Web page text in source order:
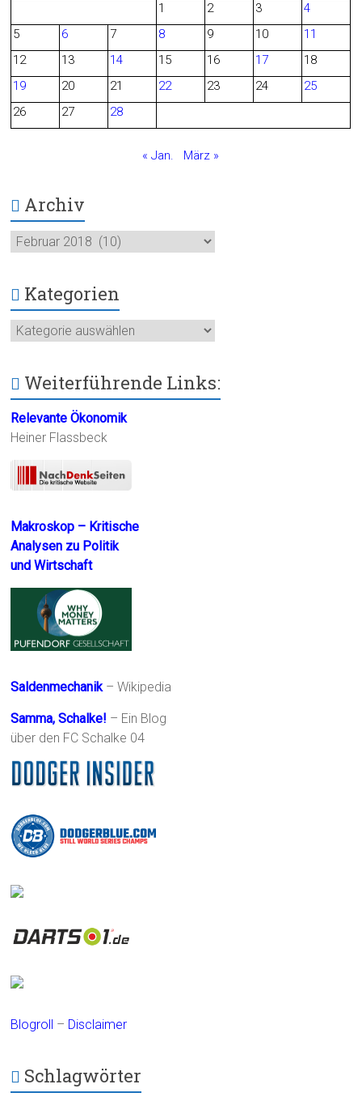
b
o
1
2 3
4
5
6 7 8 9 10
11
12
13 14 15 16 17
18
19
20 21 22 23 24
25
26
27 28
« Jan. März »
Archiv
Archiv
Kategorien
Kategorien
Weiterführende Links:
Relevante Ökonomik
Heiner Flassbeck
Makroskop – Kritische
Analysen zu Politik
und Wirtschaft
Saldenmechanik– Wikipedia
Samma, Schalke! – Ein Blog
über den FC Schalke 04
Blogroll – Disclaimer
Schlagwörter